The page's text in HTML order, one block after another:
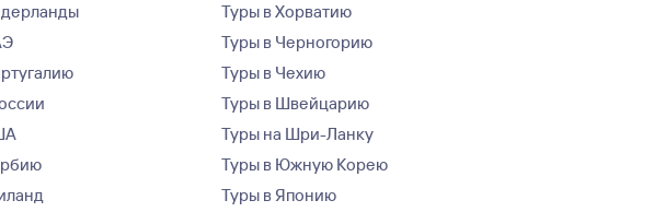
Туры в Хорватию
Туры в Черногорию
Туры в Чехию
Туры в Швейцарию
Туры на Шри-Ланку
Туры в Южную Корею
Туры в Японию